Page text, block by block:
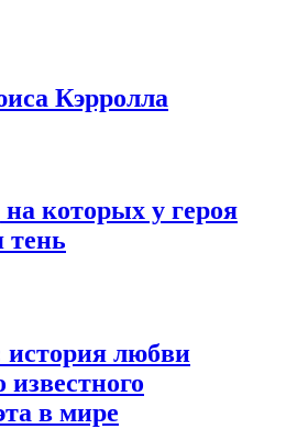
Кэрролла
которых у героя
тень
любви
известного
в мире